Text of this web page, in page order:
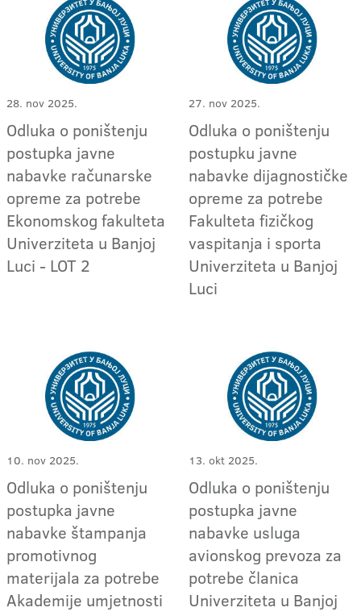
28. nov 2025.
Odluka o poništenju
postupka javne
nabavke računarske
opreme za potrebe
Ekonomskog fakulteta
Univerziteta u Banjoj
Luci - LOT 2
27. nov 2025.
Odluka o poništenju
postupku javne
nabavke dijagnostičke
opreme za potrebe
Fakulteta fizičkog
vaspitanja i sporta
Univerziteta u Banjoj
Luci
10. nov 2025.
Odluka o poništenju
postupka javne
nabavke štampanja
promotivnog
materijala za potrebe
Akademije umjetnosti
13. okt 2025.
Odluka o poništenju
postupka javne
nabavke usluga
avionskog prevoza za
potrebe članica
Univerziteta u Banjoj